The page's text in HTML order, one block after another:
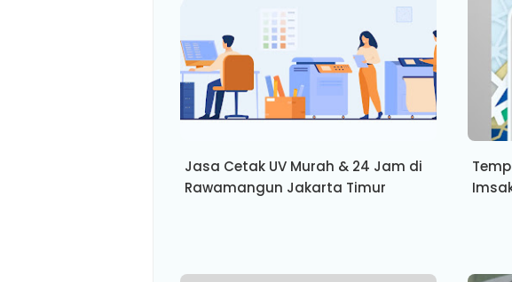
Jasa Cetak UV Murah & 24 Jam di
Rawamangun Jakarta Timur